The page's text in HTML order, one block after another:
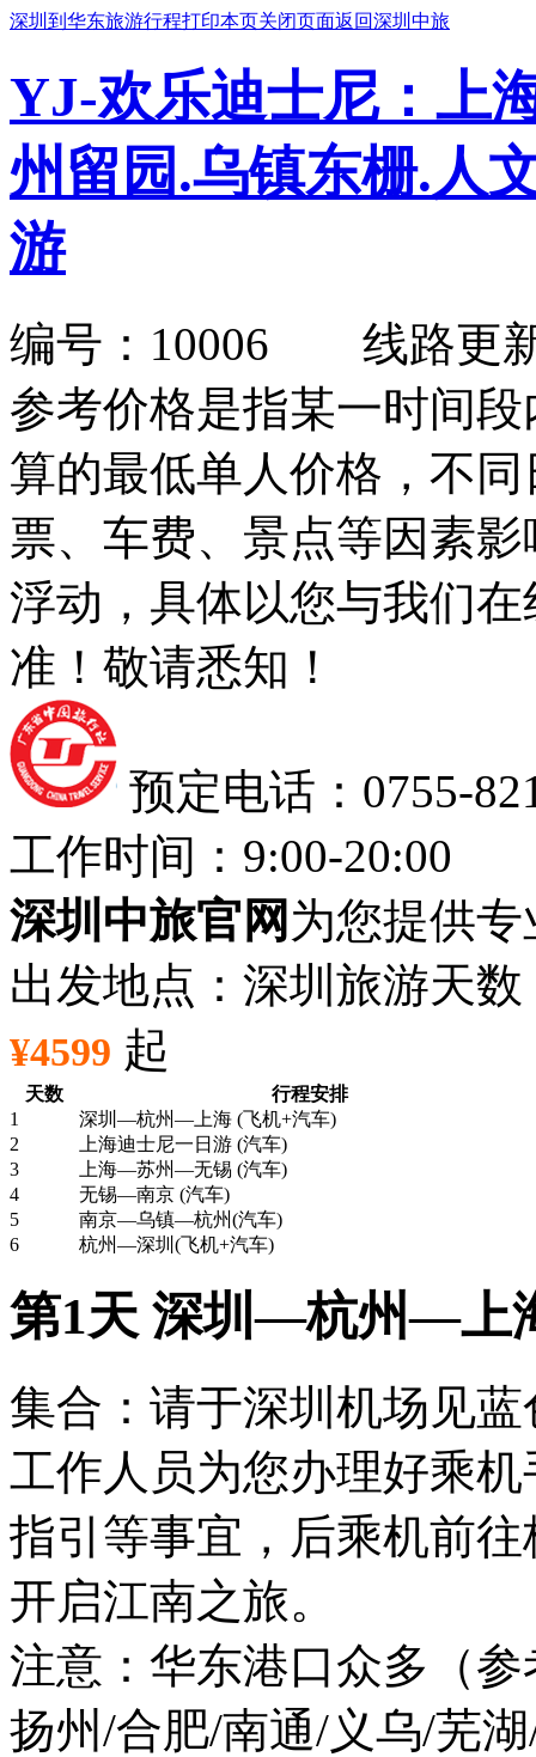
深圳到华东旅游行程打印本页关闭页面返回深圳中旅
YJ-欢乐迪士尼：上
州留园.乌镇东栅.人
游
编号：10006 线路更新
参考价格是指某一时间
算的最低单人价格，不
票、车费、景点等因素
浮动，具体以您与我们
准！敬请悉知！
预定电话：0755-
工作时间：9:00-20:00
深圳中旅官网 为您提供
出发地点：深圳 旅游天数
¥4599 起
天数
行程安排
1
深圳—杭州—上海 (飞机+汽车)
2
上海迪士尼一日游 (汽车)
3
上海—苏州—无锡 (汽车)
4
无锡—南京 (汽车)
5
南京—乌镇—杭州(汽车)
6
杭州—深圳(飞机+汽车)
第1天 深圳—杭州—上
集合：请于深圳机场见
工作人员为您办理好乘
指引等事宜，后乘机前
开启江南之旅。
注意：华东港口众多（
扬州/合肥/南通/义乌/芜